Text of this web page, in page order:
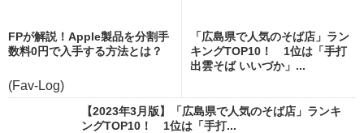
FPが解説！Apple製品を分割手
数料0円で入手する方法とは？
(Fav-Log)
「広島県で人気のそば店」ラン
キングTOP10！ 1位は「手打
出雲そば いいづか」...
【2023年3月版】「広島県で人気のそば店」ランキ
ングTOP10！ 1位は「手打...